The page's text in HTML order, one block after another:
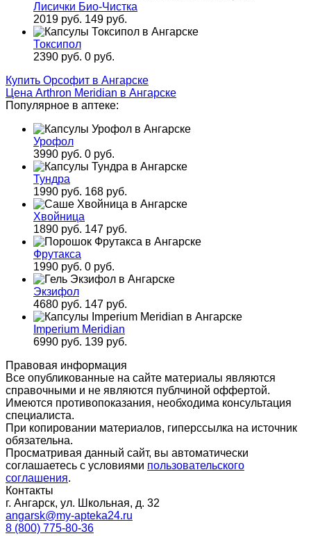
Лисички Био-Чистка
2019 руб. 149 руб.
Токсипол
2390 руб. 0 руб.
Купить Орсофит в Ангарске
Цена Arthron Meridian в Ангарске
Популярное в аптеке:
Урофол
3990 руб. 0 руб.
Тундра
1990 руб. 168 руб.
Хвойница
1890 руб. 147 руб.
Фрутакса
1990 руб. 0 руб.
Экзифол
4680 руб. 147 руб.
Imperium Meridian
6990 руб. 139 руб.
Правовая информация
Все опубликованные на сайте материалы являются
справочными и не являются публчиной оффертой.
Имеются противопоказания, необходима консультация
специалиста.
При копировании материалов, гиперссылка на источник
обязательна.
Просматривая данный сайт, вы автоматически
соглашаетесь с условиями пользовательского
соглашения.
Контакты
г. Ангарск, ул. Школьная, д. 32
angarsk@my-apteka24.ru
8 (800) 775-80-36